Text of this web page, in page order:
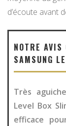
d’écoute avant
NOTRE AVIS
SAMSUNG
Très
Level Box
efficace